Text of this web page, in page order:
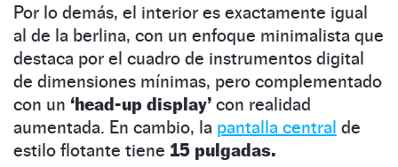
Por lo demás, el interior es exactamente igual
al de la berlina, con un enfoque minimalista que
destaca por el cuadro de instrumentos digital
de dimensiones mínimas, pero complementado
con un ‘head-up display’ con realidad
aumentada. En cambio, la pantalla central de
estilo flotante tiene 15 pulgadas.